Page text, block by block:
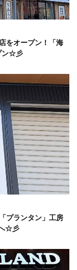
をオープン！「海
ン☆彡
プランタン」工房
☆彡